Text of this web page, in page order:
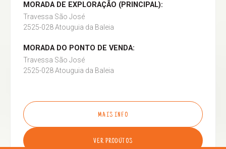
MORADA DE EXPLORAÇÃO (PRINCIPAL):
Travessa São José
2525-028 Atouguia da Baleia
MORADA DO PONTO DE VENDA:
Travessa São José
2525-028 Atouguia da Baleia
MAIS INFO
VER PRODUTOS